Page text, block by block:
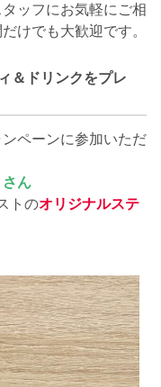
ッフにお気軽にご相
けでも大歓迎です。
＆ドリンクをプレ
ペーンに参加いただ
ん
トのオリジナルステ